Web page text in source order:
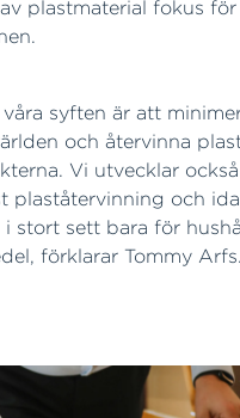
plastmaterial fokus
syften är att
och återvinna
Vi utvecklar
plaståtervinning och
i stort sett bara för
förklarar Tommy Arfs.